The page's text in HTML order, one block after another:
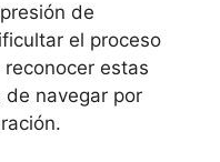
de
el proceso
estas
navegar por